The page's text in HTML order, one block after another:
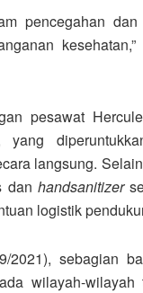
pencegahan
pesawat
yang
langsung.
dan handsanitizer
logistik
2021), sebagian
wilayah-